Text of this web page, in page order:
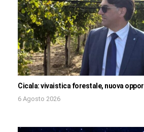
Cicala: vivaistica forestale, nuova
6 Agosto 2026